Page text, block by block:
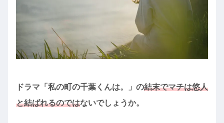
ドラマ「私の町の千葉くんは。」の結末でマチは悠人
と結ばれるのではないでしょうか。